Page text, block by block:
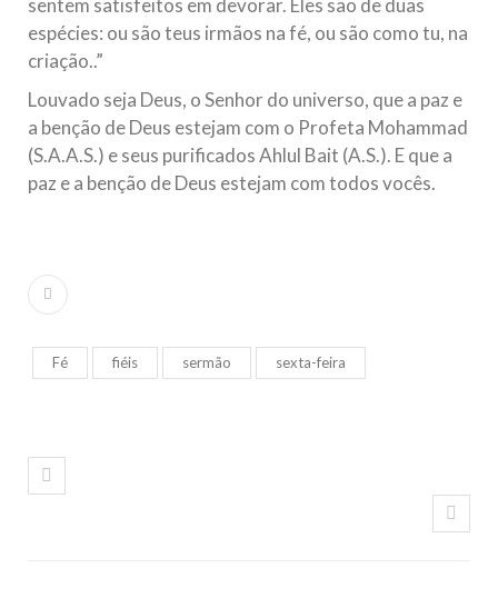
sentem satisfeitos em devorar. Eles são de duas
espécies: ou são teus irmãos na fé, ou são como tu, na
criação..”
Louvado seja Deus, o Senhor do universo, que a paz e
a benção de Deus estejam com o Profeta Mohammad
(S.A.A.S.) e seus purificados Ahlul Bait (A.S.). E que a
paz e a benção de Deus estejam com todos vocês.
Fé fiéis sermão sexta-feira